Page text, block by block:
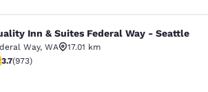
Suites Federal Way -
Inn & Suites Federal Way - Seattle
Way, WA
17.01 km
étoiles. Bien. 973 commentaires
3.7(973)